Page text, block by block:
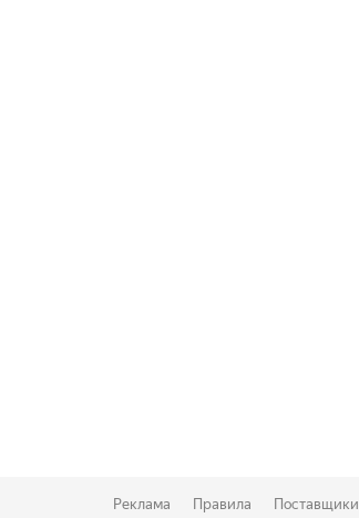
Реклама Правила Поставщики